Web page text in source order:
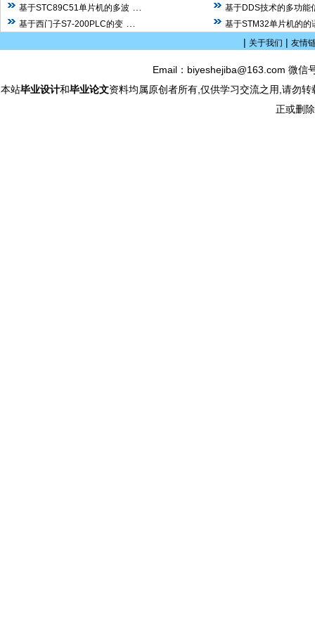
基于STC89C51单片机的多波
基于DDS技术的多功能
基于西门子S7-200PLC的变
基于STM32单片机的的
| 关于我们 | 友情
Email：biyeshejiba@163.com 微
本站毕业设计和毕业论文资料均属原创者所有,仅供学习交流之用,请勿
正或删